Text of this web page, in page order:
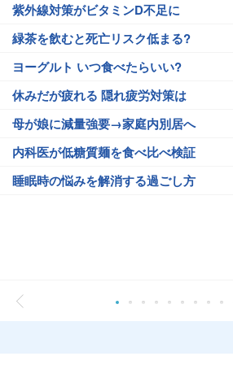
紫外線対策がビタミンD不足に
緑茶を飲むと死亡リスク低まる?
ヨーグルト いつ食べたらいい?
休みだが疲れる 隠れ疲労対策は
母が娘に減量強要→家庭内別居へ
内科医が低糖質麺を食べ比べ検証
睡眠時の悩みを解消する過ごし方